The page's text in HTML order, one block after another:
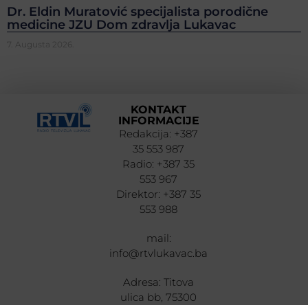
Dr. Eldin Muratović specijalista porodične
medicine JZU Dom zdravlja Lukavac
7. Augusta 2026.
KONTAKT
INFORMACIJE
Redakcija: +387
35 553 987
Radio: +387 35
553 967
Direktor: +387 35
553 988
mail:
info@rtvlukavac.ba
Adresa: Titova
ulica bb, 75300